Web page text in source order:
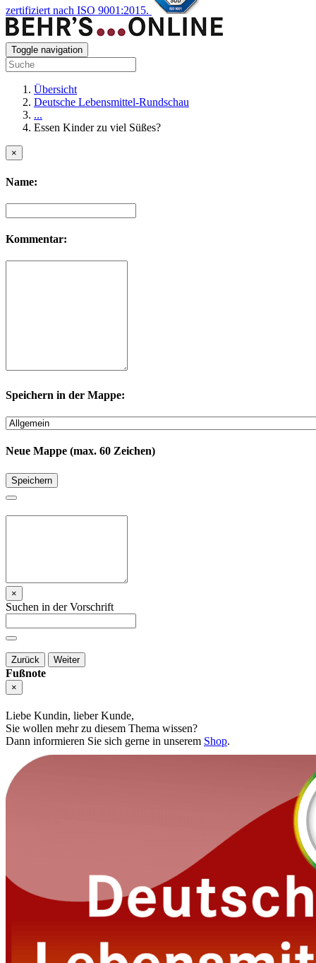
zertifiziert nach ISO 9001:2015.
Toggle navigation
Übersicht
Deutsche Lebensmittel-Rundschau
...
Essen Kinder zu viel Süßes?
×
Name:
Kommentar:
Speichern in der Mappe:
Neue Mappe (max. 60 Zeichen)
Speichern
×
Suchen in der Vorschrift
Zurück Weiter
Fußnote
×
Liebe Kundin, lieber Kunde,
Sie wollen mehr zu diesem Thema wissen?
Dann informieren Sie sich gerne in unserem Shop.